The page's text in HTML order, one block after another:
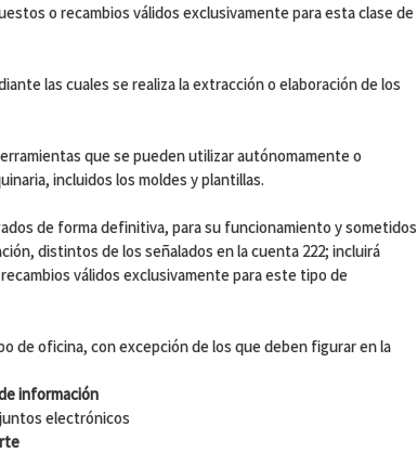
o recambios válidos exclusivamente para esta clase de
las cuales se realiza la extracción o elaboración de los
que se pueden utilizar autónomamente o
incluidos los moldes y plantillas.
de forma definitiva, para su funcionamiento y sometidos
distintos de los señalados en la cuenta 222; incluirá
válidos exclusivamente para este tipo de
de oficina, con excepción de los que deben figurar en la
información
electrónicos